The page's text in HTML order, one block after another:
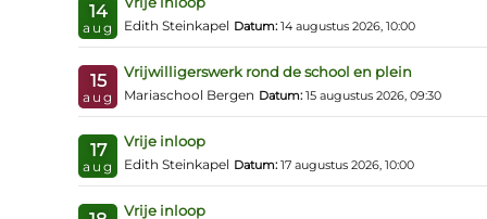
14
aug Edith Steinkapel Datum: 14 augustus 2026, 10:00
15
aug
Vrijwilligerswerk rond de school en plein
Mariaschool Bergen Datum: 15 augustus 2026, 09:30
17
aug
Vrije inloop
Edith Steinkapel Datum: 17 augustus 2026, 10:00
Vrije inloop